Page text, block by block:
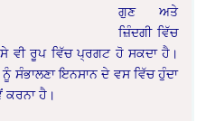
ਗੁਣ ਅਤੇ
ਜ਼ਿੰਦਗੀ ਵਿੱਚ
ਵੀ ਰੂਪ ਵਿੱਚ ਪ੍ਰਗਟ ਹੋ ਸਕਦਾ ਹੈ।
ਸੰਭਾਲਣਾ ਇਨਸਾਨ ਦੇ ਵਸ ਵਿੱਚ ਹੁੰਦਾ
ਕਰਨਾ ਹੈ।